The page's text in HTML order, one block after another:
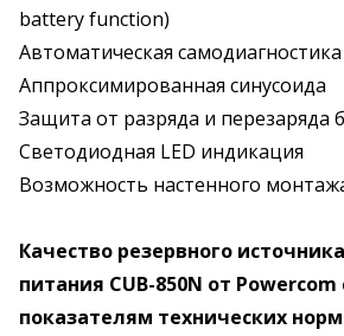
battery function)
Автоматическая самодиагностика
Аппроксимированная синусоида
Защита от разряда и перезаряда
Светодиодная LED индикация
Возможность настенного
Качество резервного
питания CUB-850N от Powercom
показателям технических